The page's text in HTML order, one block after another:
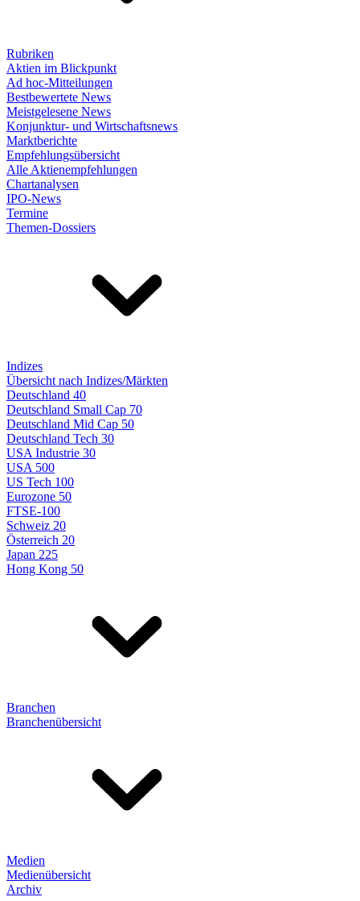
Rubriken
Aktien im Blickpunkt
Ad hoc-Mitteilungen
Bestbewertete News
Meistgelesene News
Konjunktur- und Wirtschaftsnews
Marktberichte
Empfehlungsübersicht
Alle Aktienempfehlungen
Chartanalysen
IPO-News
Termine
Themen-Dossiers
Indizes
Übersicht nach Indizes/Märkten
Deutschland 40
Deutschland Small Cap 70
Deutschland Mid Cap 50
Deutschland Tech 30
USA Industrie 30
USA 500
US Tech 100
Eurozone 50
FTSE-100
Schweiz 20
Österreich 20
Japan 225
Hong Kong 50
Branchen
Branchenübersicht
Medien
Medienübersicht
Archiv